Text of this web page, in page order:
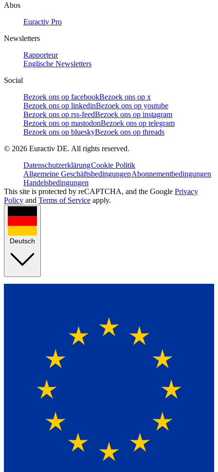
Abos
Euractiv Pro
Newsletters
Rapporteur
Englische Newsletters
Social
Bezoek ons op facebookBezoek ons op x
Bezoek ons op linkedinBezoek ons op youtube
Bezoek ons op rss-feedBezoek ons op instagram
Bezoek ons op mastodonBezoek ons op telegram
Bezoek ons op blueskyBezoek ons op threads
© 2026 Euractiv DE. All rights reserved.
DatenschutzerklärungCookie Politik
Allgemeine GeschäftsbedingungenAbonnementbedingungen
Handelsbedingungen
This site is protected by reCAPTCHA, and the Google Privacy
Policy and Terms of Service apply.
Deutsch